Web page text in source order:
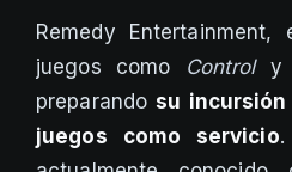
Remedy
juegos como
Control
preparandosu
juegos como servicio